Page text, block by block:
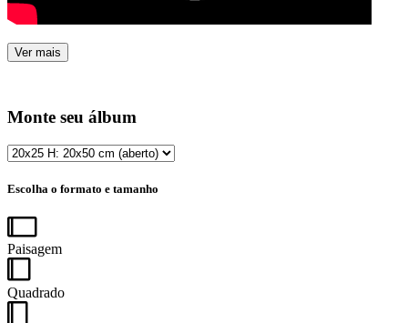
Ver mais
Monte seu álbum
Escolha o formato e tamanho
Paisagem
Quadrado